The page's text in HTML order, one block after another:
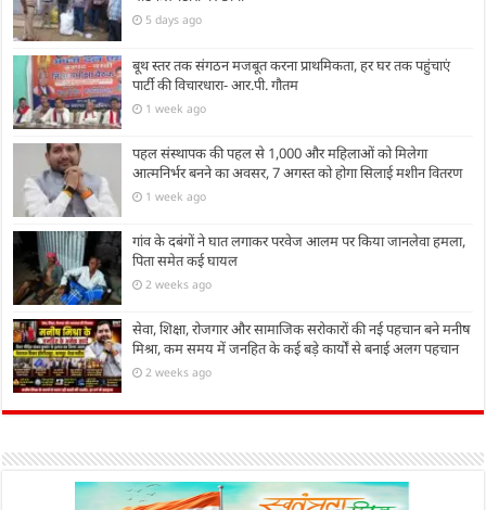
5 days ago
बूथ स्तर तक संगठन मजबूत करना प्राथमिकता, हर घर तक पहुंचाएं
पार्टी की विचारधारा- आर.पी. गौतम
1 week ago
पहल संस्थापक की पहल से 1,000 और महिलाओं को मिलेगा
आत्मनिर्भर बनने का अवसर, 7 अगस्त को होगा सिलाई मशीन वितरण
1 week ago
गांव के दबंगों ने घात लगाकर परवेज आलम पर किया जानलेवा हमला,
पिता समेत कई घायल
2 weeks ago
सेवा, शिक्षा, रोजगार और सामाजिक सरोकारों की नई पहचान बने मनीष
मिश्रा, कम समय में जनहित के कई बड़े कार्यों से बनाई अलग पहचान
2 weeks ago